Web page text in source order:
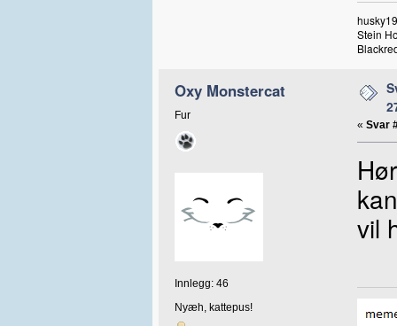
Stein
Oxy Monstercat
Fur
Innlegg: 46
Nyæh, kattepus!
« Svar
vil